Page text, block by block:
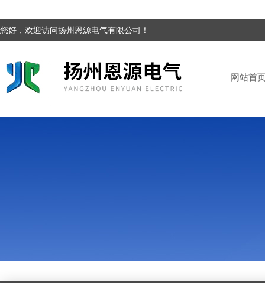
您好，欢迎访问扬州恩源电气有限公司！
网站首